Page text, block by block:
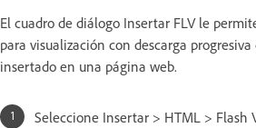
El cuadro de diálogo Insertar FLV le
para visualización con descarga
insertado en una página web.
Seleccione Insertar > HTML > Flash